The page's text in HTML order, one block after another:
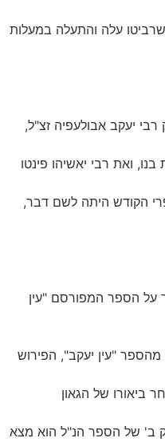
עלה והתעלה במעלות
יעקב אבולעפיה זצ"ל,
ואת רבי יאשיהו פינטו
הקודש היתה לשם דבר,
על הספר המפורסם "עין
מהספר "עין יעקב", הפירוש
ביאורו של הגאון
ב' של הספר הנ"ל הוא מצא